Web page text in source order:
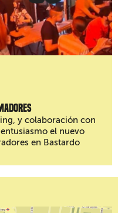
y colaboración con
el nuevo
en Bastardo